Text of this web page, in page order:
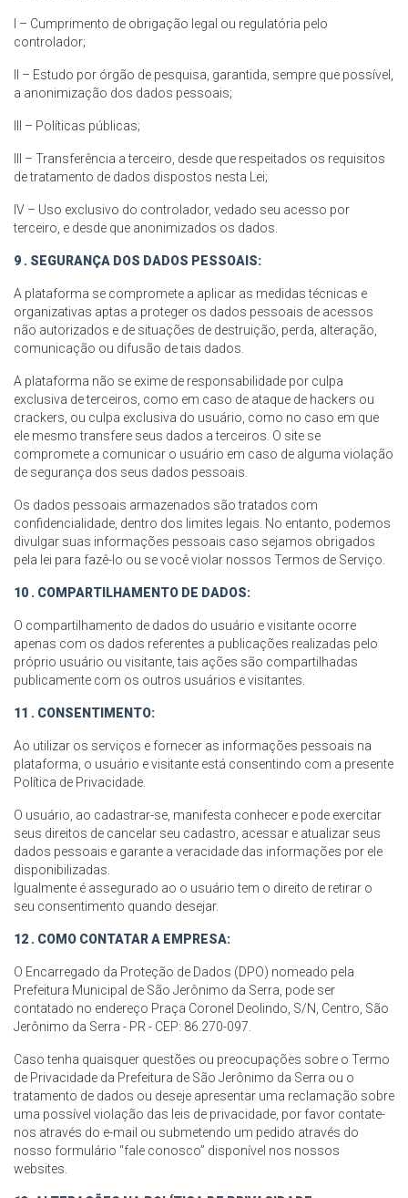
I – Cumprimento de obrigação legal ou regulatória pelo
controlador;
II – Estudo por órgão de pesquisa, garantida, sempre que possível,
a anonimização dos dados pessoais;
III – Políticas públicas;
III – Transferência a terceiro, desde que respeitados os requisitos
de tratamento de dados dispostos nesta Lei;
IV – Uso exclusivo do controlador, vedado seu acesso por
terceiro, e desde que anonimizados os dados.
9 . SEGURANÇA DOS DADOS PESSOAIS:
A plataforma se compromete a aplicar as medidas técnicas e
organizativas aptas a proteger os dados pessoais de acessos
não autorizados e de situações de destruição, perda, alteração,
comunicação ou difusão de tais dados.
A plataforma não se exime de responsabilidade por culpa
exclusiva de terceiros, como em caso de ataque de hackers ou
crackers, ou culpa exclusiva do usuário, como no caso em que
ele mesmo transfere seus dados a terceiros. O site se
compromete a comunicar o usuário em caso de alguma violação
de segurança dos seus dados pessoais.
Os dados pessoais armazenados são tratados com
confidencialidade, dentro dos limites legais. No entanto, podemos
divulgar suas informações pessoais caso sejamos obrigados
pela lei para fazê-lo ou se você violar nossos Termos de Serviço.
10 . COMPARTILHAMENTO DE DADOS:
O compartilhamento de dados do usuário e visitante ocorre
apenas com os dados referentes a publicações realizadas pelo
próprio usuário ou visitante, tais ações são compartilhadas
publicamente com os outros usuários e visitantes.
11 . CONSENTIMENTO:
Ao utilizar os serviços e fornecer as informações pessoais na
plataforma, o usuário e visitante está consentindo com a presente
Política de Privacidade.
O usuário, ao cadastrar-se, manifesta conhecer e pode exercitar
seus direitos de cancelar seu cadastro, acessar e atualizar seus
dados pessoais e garante a veracidade das informações por ele
disponibilizadas.
Igualmente é assegurado ao o usuário tem o direito de retirar o
seu consentimento quando desejar.
12 . COMO CONTATAR A EMPRESA:
O Encarregado da Proteção de Dados (DPO) nomeado pela
Prefeitura Municipal de São Jerônimo da Serra, pode ser
contatado no endereço Praça Coronel Deolindo, S/N, Centro, São
Jerônimo da Serra - PR - CEP: 86.270-097.
Caso tenha quaisquer questões ou preocupações sobre o Termo
de Privacidade da Prefeitura de São Jerônimo da Serra ou o
tratamento de dados ou deseje apresentar uma reclamação sobre
uma possível violação das leis de privacidade, por favor contate-
nos através do e-mail ou submetendo um pedido através do
nosso formulário “fale conosco” disponível nos nossos
websites.